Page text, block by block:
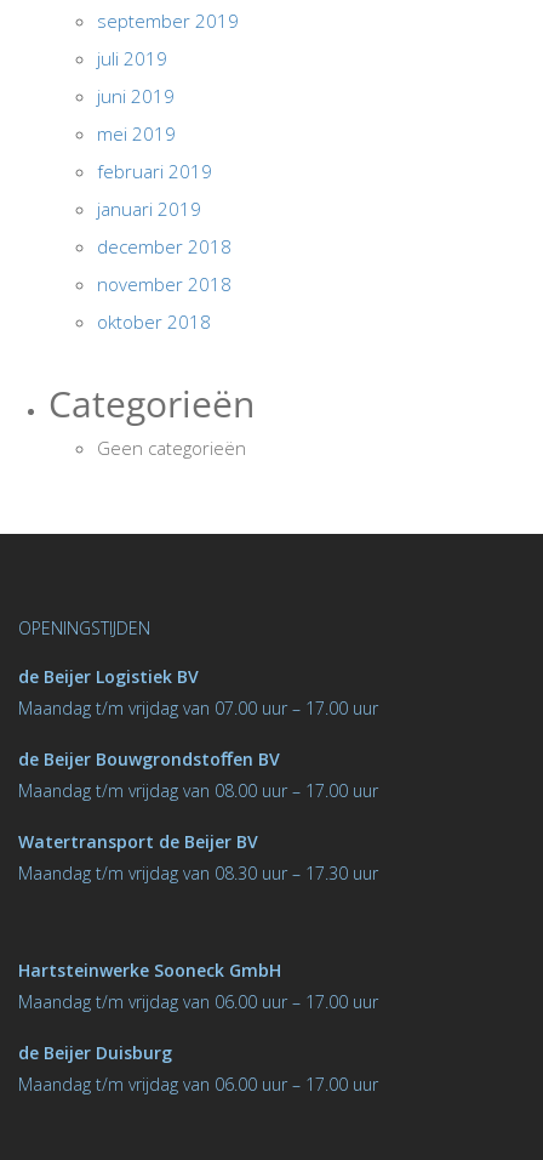
september 2019
juli 2019
juni 2019
mei 2019
februari 2019
januari 2019
december 2018
november 2018
oktober 2018
Categorieën
Geen categorieën
OPENINGSTIJDEN
de Beijer Logistiek BV
Maandag t/m vrijdag van 07.00 uur – 17.00 uur
de Beijer Bouwgrondstoﬀen BV
Maandag t/m vrijdag van 08.00 uur – 17.00 uur
Watertransport de Beijer BV
Maandag t/m vrijdag van 08.30 uur – 17.30 uur
Hartsteinwerke Sooneck GmbH
Maandag t/m vrijdag van 06.00 uur – 17.00 uur
de Beijer Duisburg
Maandag t/m vrijdag van 06.00 uur – 17.00 uur